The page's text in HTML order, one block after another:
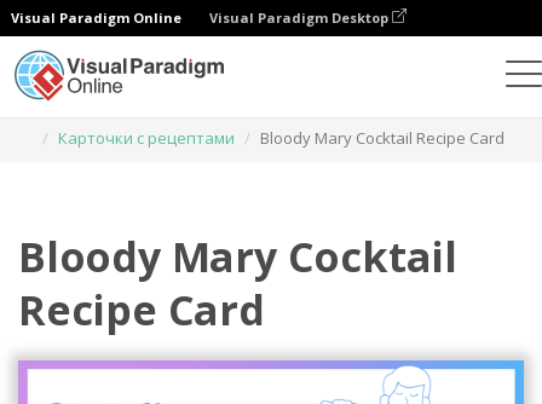
Visual Paradigm Online Visual Paradigm Desktop
Карточки с рецептами
Bloody Mary Cocktail Recipe Card
Bloody Mary Cocktail
Recipe Card